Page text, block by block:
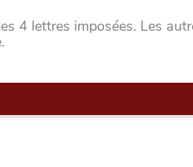
4 lettres imposées. Les